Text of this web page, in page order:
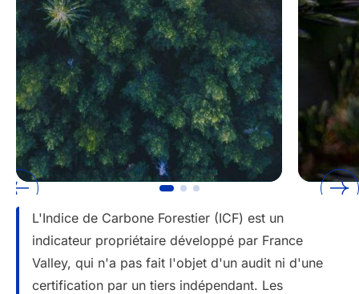
L'Indice de Carbone Forestier (ICF) est un
indicateur propriétaire développé par France
Valley, qui n'a pas fait l'objet d'un audit ni d'une
certification par un tiers indépendant. Les